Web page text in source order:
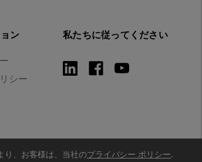
ン
シー
私たちに従ってください
り、お客様は、当社のプライバシー ポリシー.